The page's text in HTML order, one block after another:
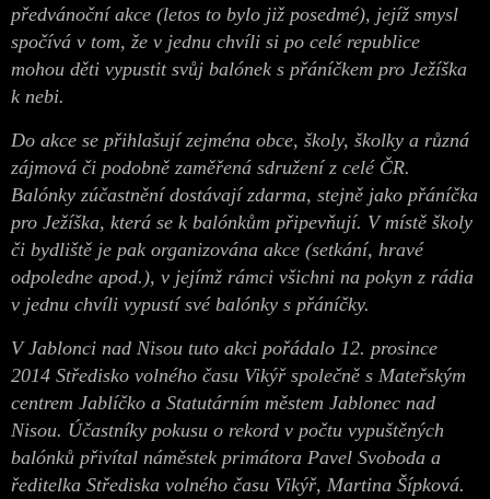
předvánoční akce (letos to bylo již posedmé), jejíž smysl
spočívá v tom, že v jednu chvíli si po celé republice
mohou děti vypustit svůj balónek s přáníčkem pro Ježíška
k nebi.
Do akce se přihlašují zejména obce, školy, školky a různá
zájmová či podobně zaměřená sdružení z celé ČR.
Balónky zúčastnění dostávají zdarma, stejně jako přáníčka
pro Ježíška, která se k balónkům připevňují. V místě školy
či bydliště je pak organizována akce (setkání, hravé
odpoledne apod.), v jejímž rámci všichni na pokyn z rádia
v jednu chvíli vypustí své balónky s přáníčky.
V Jablonci nad Nisou tuto akci pořádalo 12. prosince
2014 Středisko volného času Vikýř společně s Mateřským
centrem Jablíčko a Statutárním městem Jablonec nad
Nisou. Účastníky pokusu o rekord v počtu vypuštěných
balónků přivítal náměstek primátora Pavel Svoboda a
ředitelka Střediska volného času Vikýř, Martina Šípková.